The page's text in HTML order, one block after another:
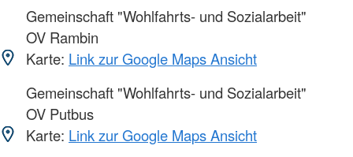
Gemeinschaft "Wohlfahrts- und Sozialarbeit"
OV Rambin
Karte: Link zur Google Maps Ansicht
Gemeinschaft "Wohlfahrts- und Sozialarbeit"
OV Putbus
Karte: Link zur Google Maps Ansicht